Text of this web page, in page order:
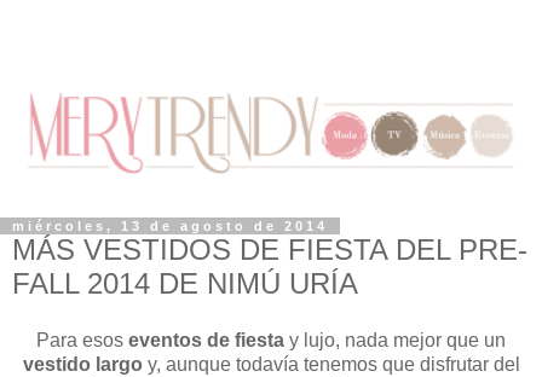
miércoles, 13 de agosto de 2014
MÁS VESTIDOS DE FIESTA DEL PRE-
FALL 2014 DE NIMÚ URÍA
Para esos eventos de fiesta y lujo, nada mejor que un
vestido largo y, aunque todavía tenemos que disfrutar del